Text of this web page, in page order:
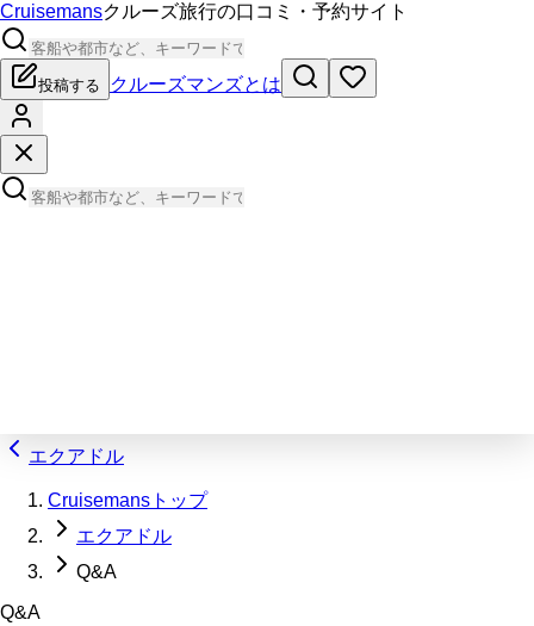
Cruisemansクルーズ旅行の口コミ・予約サイト
投稿する クルーズマンズとは
エクアドル
Cruisemansトップ
エクアドル
Q&A
Q&A